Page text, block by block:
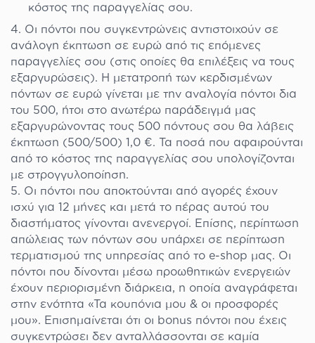
κόστος της παραγγελίας σου.
Οι πόντοι που συγκεντρώνεις αντιστοιχούν σε
ανάλογη έκπτωση σε ευρώ από τις επόμενες
παραγγελίες σου (στις οποίες θα επιλέξεις να τους
εξαργυρώσεις). Η μετατροπή των κερδισμένων
πόντων σε ευρώ γίνεται με την αναλογία πόντοι δια
του 500, ήτοι στο ανωτέρω παράδειγμά μας
εξαργυρώνοντας τους 500 πόντους σου θα λάβεις
έκπτωση (500/500) 1,0 €. Τα ποσά που αφαιρούνται
από το κόστος της παραγγελίας σου υπολογίζονται
με στρογγυλοποίηση.
Οι πόντοι που αποκτούνται από αγορές έχουν
ισχύ για 12 μήνες και μετά το πέρας αυτού του
διαστήματος γίνονται ανενεργοί. Επίσης, περίπτωση
απώλειας των πόντων σου υπάρχει σε περίπτωση
τερματισμού της υπηρεσίας από το e-shop μας. Οι
πόντοι που δίνονται μέσω προωθητικών ενεργειών
έχουν περιορισμένη διάρκεια, η οποία αναγράφεται
στην ενότητα «Τα κουπόνια μου & οι προσφορές
μου». Επισημαίνεται ότι οι bonus πόντοι που έχεις
συγκεντρώσει δεν ανταλλάσσονται σε καμία